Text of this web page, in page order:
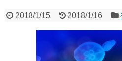
2018/1/15 2018/1/16